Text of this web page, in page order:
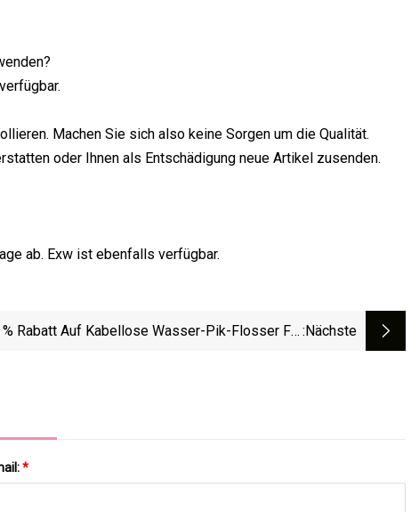
Machen Sie sich also keine Sorgen um die Qualität.
oder Ihnen als Entschädigung neue Artikel zusenden.
ab. Exw ist ebenfalls verfügbar.
% Rabatt Auf Kabellose Wasser-Pik-Flosser Für :nächste
*